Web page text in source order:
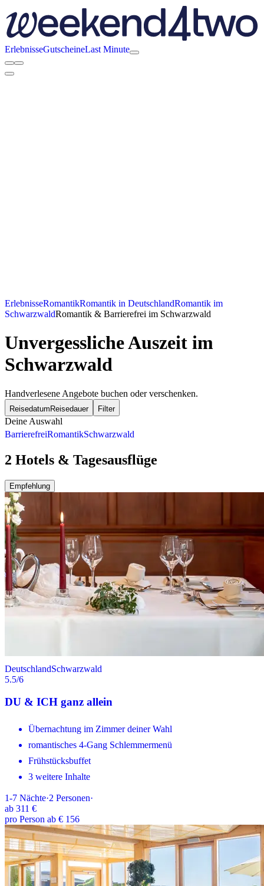
ErlebnisseGutscheineLast Minute
ErlebnisseRomantikRomantik in DeutschlandRomantik im
SchwarzwaldRomantik & Barrierefrei im Schwarzwald
Unvergessliche Auszeit im
Schwarzwald
Handverlesene Angebote buchen oder verschenken.
Reisedatum Reisedauer Filter
Deine Auswahl
BarrierefreiRomantikSchwarzwald
2 Hotels & Tagesausflüge
Empfehlung
DeutschlandSchwarzwald
5.5/6
DU & ICH ganz allein
Übernachtung im Zimmer deiner Wahl
romantisches 4-Gang Schlemmermenü
Frühstücksbuffet
3 weitere Inhalte
1-7 Nächte·2 Personen·
ab 311 €
pro Person ab € 156